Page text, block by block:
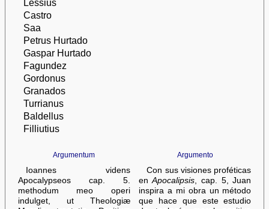
Lessius
Castro
Saa
Petrus Hurtado
Gaspar Hurtado
Fagundez
Gordonus
Granados
Turrianus
Baldellus
Filliutius
Argumentum
Ioannes videns
Apocalypseos cap. 5.
methodum meo operi
indulget, ut Theologiæ
Argumento
Con sus visiones proféticas
enApocalipsis, cap. 5, Juan
inspira a mi obra un método
que hace que este estudio